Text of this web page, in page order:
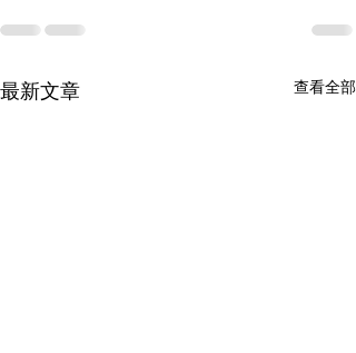
最新文章 查看全部